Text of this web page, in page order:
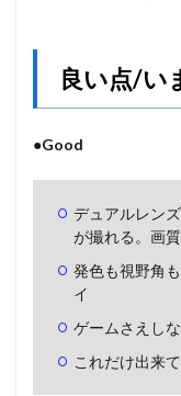
良い点/い
●Good
デュアルレン
が撮れる。画
発色も視野角
イ
ゲームさえし
これだけ出来